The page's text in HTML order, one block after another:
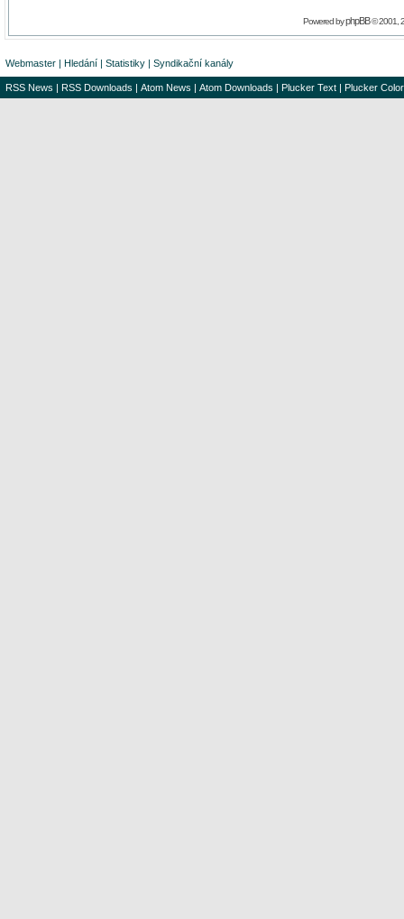
Powered byphpBB© 2001,
Webmaster | Hledání | Statistiky | Syndikační kanály
RSS News | RSS Downloads | Atom News | Atom Downloads | Plucker Text | Plucker Color